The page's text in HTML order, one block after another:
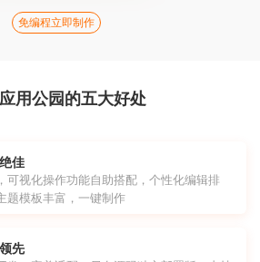
免编程立即制作
用公园的五大好处
佳
可视化操作功能自助搭配，个性化编辑排
题模板丰富，一键制作
先